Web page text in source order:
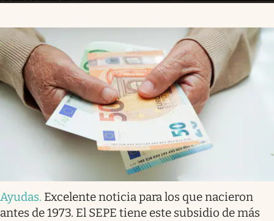
Ayudas. Excelente noticia para los que nacieron
antes de 1973. El SEPE tiene este subsidio de más